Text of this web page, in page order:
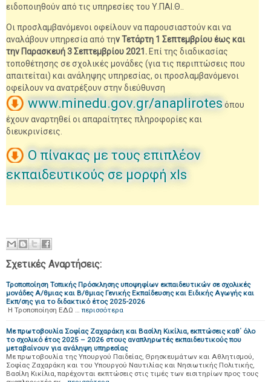
ειδοποιηθούν από τις υπηρεσίες του Υ.ΠΑΙ.Θ..
Οι προσλαμβανόμενοι οφείλουν να παρουσιαστούν και να
αναλάβουν υπηρεσία από την Τετάρτη 1 Σεπτεμβρίου έως και
την Παρασκευή 3 Σεπτεμβρίου 2021. Επί της διαδικασίας
τοποθέτησης σε σχολικές μονάδες (για τις περιπτώσεις που
απαιτείται) και ανάληψης υπηρεσίας, οι προσλαμβανόμενοι
οφείλουν να ανατρέξουν στην διεύθυνση
www.minedu.gov.gr/anaplirotes όπου
έχουν αναρτηθεί οι απαραίτητες πληροφορίες και
διευκρινίσεις.
Ο πίνακας με τους επιπλέον
εκπαιδευτικούς σε μορφή xls
Σχετικές Αναρτήσεις:
Τροποποίηση Τοπικής Πρόσκλησης υποψηφίων εκπαιδευτικών σε σχολικές
μονάδες Α/θμιας και Β/θμιας Γενικής Εκπαίδευσης και Ειδικής Αγωγής και
Εκπ/σης για το διδακτικό έτος 2025-2026
Η Τροποποίηση ΕΔΩ … περισσότερα
Με πρωτοβουλία Σοφίας Ζαχαράκη και Βασίλη Κικίλια, εκπτώσεις καθ΄ όλο
το σχολικό έτος 2025 – 2026 στους αναπληρωτές εκπαιδευτικούς που
μεταβαίνουν για ανάληψη υπηρεσίας
Με πρωτοβουλία της Υπουργού Παιδείας, Θρησκευμάτων και Αθλητισμού,
Σοφίας Ζαχαράκη και του Υπουργού Ναυτιλίας και Νησιωτικής Πολιτικής,
Βασίλη Κικίλια, παρέχονται εκπτώσεις στις τιμές των εισιτηρίων προς τους